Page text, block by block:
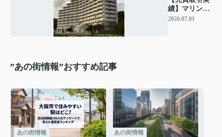
績】マリント
ピア天橋立Ⅳ
2026.07.01
”あの街情報”おすすめ記事
あの街情報 あの街情報